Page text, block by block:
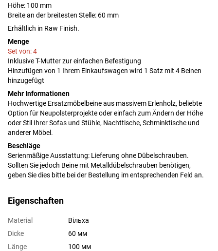
Höhe: 100 mm
Breite an der breitesten Stelle: 60 mm
Erhältlich in Raw Finish.
Menge
Set von: 4
Inklusive T-Mutter zur einfachen Befestigung
Hinzufügen von 1 Ihrem Einkaufswagen wird 1 Satz mit 4 Beinen
hinzugefügt
Mehr Informationen
Hochwertige Ersatzmöbelbeine aus massivem Erlenholz, beliebte
Option für Neupolsterprojekte oder einfach zum Ändern der Höhe
oder Stil Ihrer Sofas und Stühle, Nachttische, Schminktische und
anderer Möbel.
Beschläge
Serienmäßige Ausstattung: Lieferung ohne Dübelschrauben.
Sollten Sie jedoch Beine mit Metalldübelschrauben benötigen,
geben Sie dies bitte bei der Bestellung im entsprechenden Feld an.
Eigenschaften
Material
Вільха
Dicke
60 мм
Länge
100 мм